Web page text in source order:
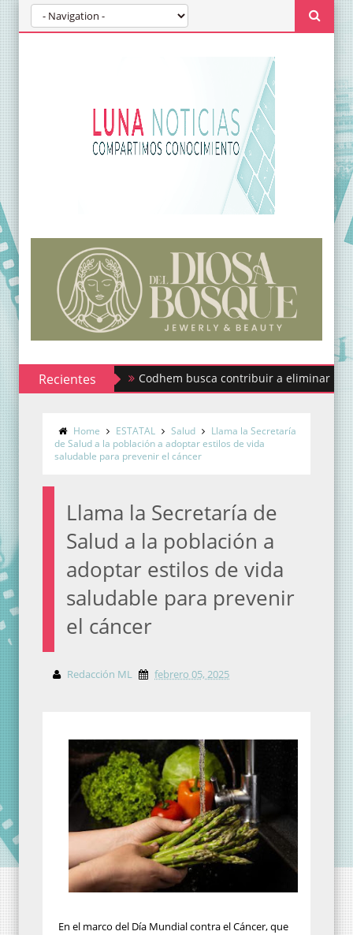
RecientesCodhem busca contribuir a eliminar los
Home ESTATAL Salud
Llama la Secretaría
de Salud a la población a adoptar estilos de vida
saludable para prevenir el cáncer
Llama la Secretaría de
Salud a la población a
adoptar estilos de vida
saludable para prevenir
el cáncer
Redacción ML febrero 05, 2025
En el marco del Día Mundial contra el Cáncer, que